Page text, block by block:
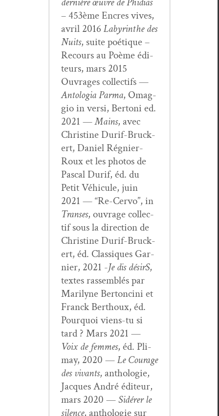
– 453ème Encres vives,
avril 2016 Labyrinthe des
Nuits, suite poé­tique –
Recours au Poème édi­
teurs, mars 2015
Ouvrages col­lec­tifs —
Antolo­gia Par­ma, Omag­
gio in ver­si, Bertoni ed.
2021 —Mains, avec
Chris­tine Durif-Bruck­
ert, Daniel Rég­nier-
Roux et les pho­tos de
Pas­cal Durif, éd. du
Petit Véhicule, juin
2021 — “Re-Cer­vo”, in
Trans­es, ouvrage col­lec­
tif sous la direc­tion de
Chris­tine Durif-Bruck­
ert, éd. Clas­siques Gar­
nier, 2021 -Je dis désirS,
textes rassem­blés par
Mar­i­lyne Bertonci­ni et
Franck Berthoux, éd.
Pourquoi viens-tu si
tard ? Mars 2021 —
Voix de femmes, éd. Pli­
may, 2020 —Le Courage
des vivants, antholo­gie,
Jacques André édi­teur,
mars 2020 — Sidér­er le
silence, antholo­gie sur